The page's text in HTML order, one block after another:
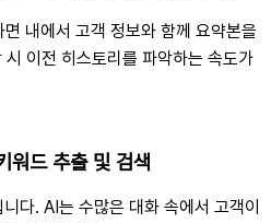
면 내에서 고객 정보와 함께 요약본을
시 이전 히스토리를 파악하는 속도가
워드 추출 및 검색
니다. AI 는 수많은 대화 속에서 고객이